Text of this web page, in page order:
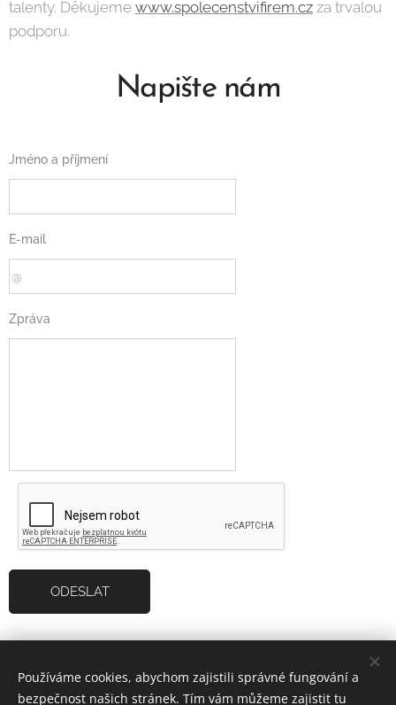
talenty. Děkujeme www.spolecenstvifirem.cz za trvalou
podporu.
Napište nám
Jméno a příjmení
E-mail
Zpráva
ODESLAT
Curiosity | Všechna práva vyhrazena 2023 | David Křivka
Používáme cookies, abychom zajistili správné fungování a
bezpečnost našich stránek. Tím vám můžeme zajistit tu